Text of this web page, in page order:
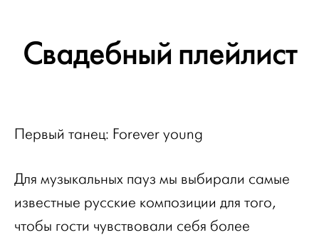
Свадебный плейлист
Первый танец: Forever young
Для музыкальных пауз мы выбирали самые
известные русские композиции для того,
чтобы гости чувствовали себя более